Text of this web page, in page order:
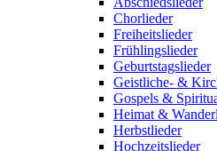
Chorlieder
Freiheitslieder
Frühlingslieder
Geburtstagslieder
Geistliche- &
Gospels &
Heimat &
Herbstlieder
Hochzeitslieder